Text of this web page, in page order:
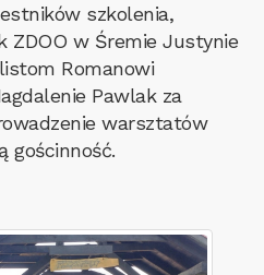
szkolenia,
ZDOO w Śremie Justynie
Romanowi
Pawlak za
warsztatów
gościnność.